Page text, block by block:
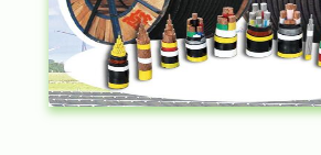
迎新老客户来电咨询！ 西
缆回收：长期回收各高中
超高压电缆、特高压电缆